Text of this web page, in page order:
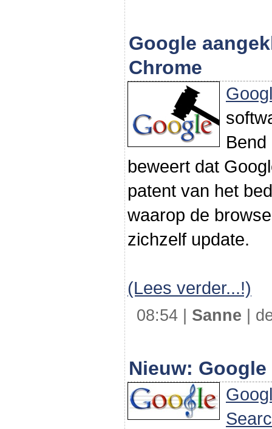
Google
Chrome
beweert dat
patent van het
waarop de
zichzelf update.
(Lees verder...!)
08:54 | Sanne |
Nieuw: